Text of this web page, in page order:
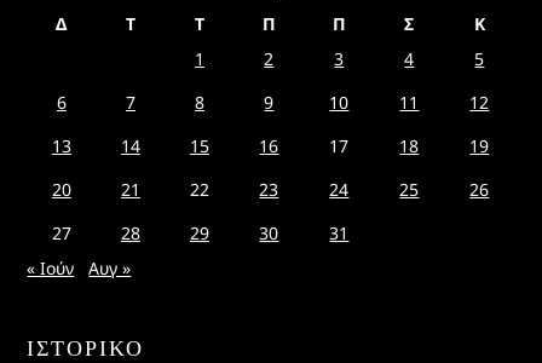
Δ Τ Τ Π Π Σ
Κ
1
2 3 4
5
6
7 8 9 10 11
12
13
14 15 16 17 18
19
20
21 22 23 24 25
26
27
28 29 30
31
« Ιούν
Αυγ »
ΙΣΤΟΡΙΚΌ